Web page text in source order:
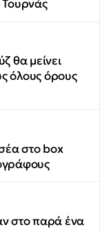
Τουρνάς
θα μείνει
όλους όρους
στο box
στο παρά ένα